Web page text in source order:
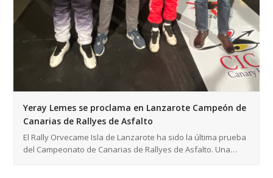
Yeray Lemes se proclama en Lanzarote Campeón de
Canarias de Rallyes de Asfalto
El Rally Orvecame Isla de Lanzarote ha sido la última prueba
del Campeonato de Canarias de Rallyes de Asfalto. Una…